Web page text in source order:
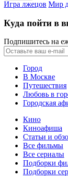
Игра лжецов Мир
Куда пойти в
Подпишитесь на
Город
В Москве
Путешествия
Любовь в
Городская
Кино
Киноафиша
Статьи и
Все фильмы
Все сериалы
Подборки
Подборки